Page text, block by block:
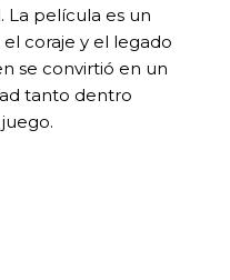
La película es un
coraje y el legado
se convirtió en un
tanto dentro